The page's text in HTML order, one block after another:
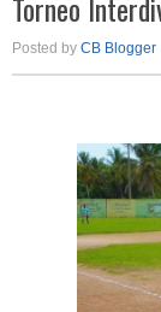
Posted by CB Blogger